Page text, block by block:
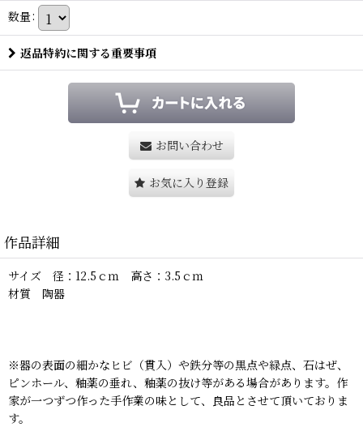
数量:
返品特約に関する重要事項
お問い合わせ
お気に入り登録
作品詳細
サイズ 径：12.5ｃｍ 高さ：3.5ｃｍ
材質 陶器
※器の表面の細かなヒビ（貫入）や鉄分等の黒点や緑点、石はぜ、
ピンホール、釉薬の垂れ、釉薬の抜け等がある場合があります。作
家が一つずつ作った手作業の味として、良品とさせて頂いておりま
す。